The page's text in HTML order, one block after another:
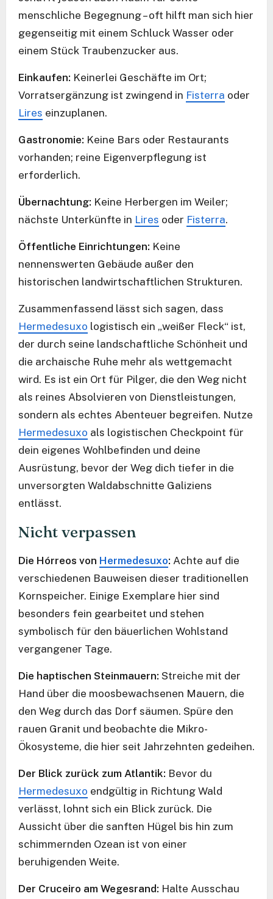
menschliche Begegnung – oft hilft man sich hier
gegenseitig mit einem Schluck Wasser oder
einem Stück Traubenzucker aus.
Einkaufen: Keinerlei Geschäfte im Ort;
Vorratsergänzung ist zwingend in Fisterra oder
Lires einzuplanen.
Gastronomie: Keine Bars oder Restaurants
vorhanden; reine Eigenverpflegung ist
erforderlich.
Übernachtung: Keine Herbergen im Weiler;
nächste Unterkünfte in Lires oder Fisterra.
Öffentliche Einrichtungen: Keine
nennenswerten Gebäude außer den
historischen landwirtschaftlichen Strukturen.
Zusammenfassend lässt sich sagen, dass
Hermedesuxo logistisch ein „weißer Fleck“ ist,
der durch seine landschaftliche Schönheit und
die archaische Ruhe mehr als wettgemacht
wird. Es ist ein Ort für Pilger, die den Weg nicht
als reines Absolvieren von Dienstleistungen,
sondern als echtes Abenteuer begreifen. Nutze
Hermedesuxo als logistischen Checkpoint für
dein eigenes Wohlbefinden und deine
Ausrüstung, bevor der Weg dich tiefer in die
unversorgten Waldabschnitte Galiziens
entlässt.
Nicht verpassen
Die Hórreos von Hermedesuxo: Achte auf die
verschiedenen Bauweisen dieser traditionellen
Kornspeicher. Einige Exemplare hier sind
besonders fein gearbeitet und stehen
symbolisch für den bäuerlichen Wohlstand
vergangener Tage.
Die haptischen Steinmauern: Streiche mit der
Hand über die moosbewachsenen Mauern, die
den Weg durch das Dorf säumen. Spüre den
rauen Granit und beobachte die Mikro-
Ökosysteme, die hier seit Jahrzehnten gedeihen.
Der Blick zurück zum Atlantik: Bevor du
Hermedesuxo endgültig in Richtung Wald
verlässt, lohnt sich ein Blick zurück. Die
Aussicht über die sanften Hügel bis hin zum
schimmernden Ozean ist von einer
beruhigenden Weite.
Der Cruceiro am Wegesrand: Halte Ausschau